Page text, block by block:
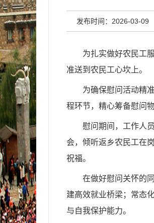
发布时间：2026-03-09
为扎实做好农民工
准送到农民工心坎上。
为确保慰问活动精
程环节，精心筹备慰问
慰问期间，工作人
会，倾听返乡农民工在
祝福。
在做好慰问关怀的
建高效就业桥梁；常态
与自我保护能力。